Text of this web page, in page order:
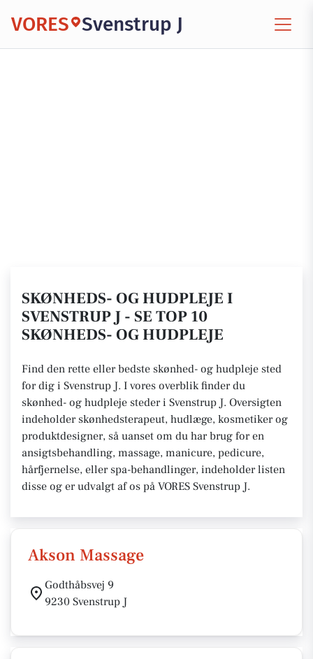
VORES Svenstrup J
SKØNHEDS- OG HUDPLEJE I
SVENSTRUP J - SE TOP 10
SKØNHEDS- OG HUDPLEJE
Find den rette eller bedste skønhed- og hudpleje sted
for dig i Svenstrup J. I vores overblik finder du
skønhed- og hudpleje steder i Svenstrup J. Oversigten
indeholder skønhedsterapeut, hudlæge, kosmetiker og
produktdesigner, så uanset om du har brug for en
ansigtsbehandling, massage, manicure, pedicure,
hårfjernelse, eller spa-behandlinger, indeholder listen
disse og er udvalgt af os på VORES Svenstrup J.
Akson Massage
Godthåbsvej 9
9230 Svenstrup J